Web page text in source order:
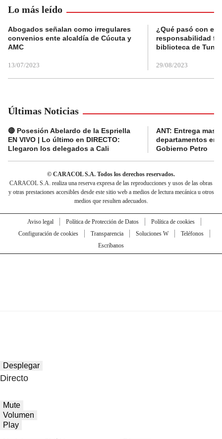
Lo más leído
Abogados señalan como irregulares
convenios ente alcaldía de Cúcuta y
AMC
13/07/2023
¿Qué pasó con el
responsabilidad
biblioteca de
29/08/2023
Últimas Noticias
🔴 Posesión Abelardo de la Espriella
EN VIVO | Lo último en DIRECTO:
Llegaron los delegados a Cali
ANT: Entrega
departamentos en
Gobierno Petro
© CARACOL S.A. Todos los derechos reservados.
CARACOL S.A. realiza una reserva expresa de las reproducciones y usos de las obras
y otras prestaciones accesibles desde este sitio web a medios de lectura mecánica u otros
medios que resulten adecuados.
Aviso legal Política de Protección de Datos
Política de cookies
Configuración de cookies
Transparencia Soluciones W
Teléfonos
Escríbanos
Desplegar
Directo
Mute
Volumen
Play